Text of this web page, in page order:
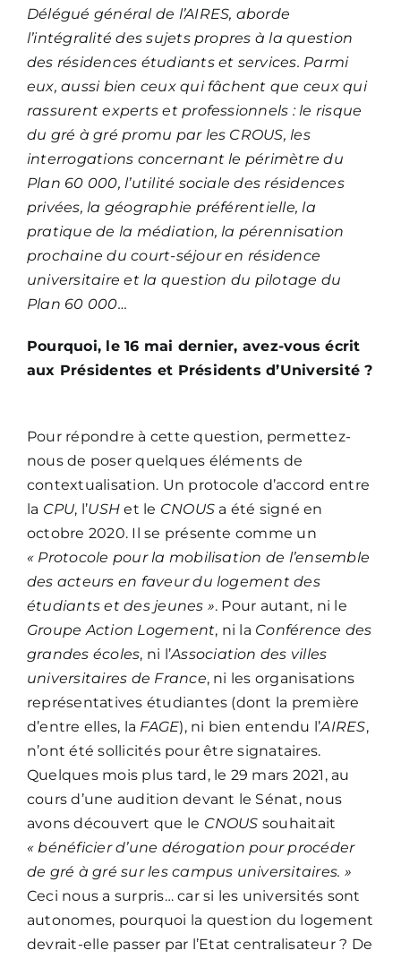
Délégué général de l’AIRES, aborde
l’intégralité des sujets propres à la question
des résidences étudiants et services. Parmi
eux, aussi bien ceux qui fâchent que ceux qui
rassurent experts et professionnels : le risque
du gré à gré promu par les CROUS, les
interrogations concernant le périmètre du
Plan 60 000, l’utilité sociale des résidences
privées, la géographie préférentielle, la
pratique de la médiation, la pérennisation
prochaine du court-séjour en résidence
universitaire et la question du pilotage du
Plan 60 000…
Pourquoi, le 16 mai dernier, avez-vous écrit
aux Présidentes et Présidents d’Université ?
Pour répondre à cette question, permettez-
nous de poser quelques éléments de
contextualisation. Un protocole d’accord entre
la CPU, l’USH et le CNOUS a été signé en
octobre 2020. Il se présente comme un
« Protocole pour la mobilisation de l’ensemble
des acteurs en faveur du logement des
étudiants et des jeunes ». Pour autant, ni le
Groupe Action Logement, ni la Conférence des
grandes écoles, ni l’Association des villes
universitaires de France, ni les organisations
représentatives étudiantes (dont la première
d’entre elles, la FAGE), ni bien entendu l’AIRES,
n’ont été sollicités pour être signataires.
Quelques mois plus tard, le 29 mars 2021, au
cours d’une audition devant le Sénat, nous
avons découvert que le CNOUS souhaitait
« bénéficier d’une dérogation pour procéder
de gré à gré sur les campus universitaires. »
Ceci nous a surpris… car si les universités sont
autonomes, pourquoi la question du logement
devrait-elle passer par l’Etat centralisateur ? De